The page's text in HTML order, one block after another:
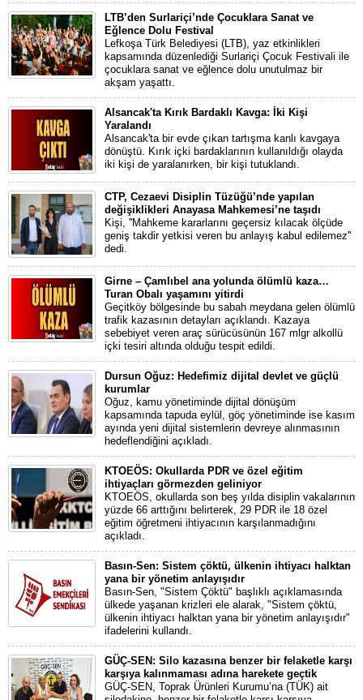
LTB’den Surlariçi’nde Çocuklara Sanat ve
Eğlence Dolu Festival
Lefkoşa Türk Belediyesi (LTB), yaz etkinlikleri
kapsamında düzenlediği Surlariçi Çocuk Festivali ile
çocuklara sanat ve eğlence dolu unutulmaz bir
akşam yaşattı.
Alsancak'ta Kırık Bardaklı Kavga: İki Kişi
Yaralandı
Alsancak'ta bir evde çıkan tartışma kanlı kavgaya
dönüştü. Kırık içki bardaklarının kullanıldığı olayda
iki kişi de yaralanırken, bir kişi tutuklandı.
CTP, Cezaevi Disiplin Tüzüğü’nde yapılan
değişiklikleri Anayasa Mahkemesi’ne taşıdı
Kişi, ''Mahkeme kararlarını geçersiz kılacak ölçüde
geniş takdir yetkisi veren bu anlayış kabul edilemez''
dedi.
Girne – Çamlıbel ana yolunda ölümlü kaza…
Turan Obalı yaşamını yitirdi
Geçitköy bölgesinde bu sabah meydana gelen ölümlü
trafik kazasının detayları açıklandı. Kazaya
sebebiyet veren araç sürücüsünün 167 mlgr alkollü
içki tesiri altında olduğu tespit edildi.
Dursun Oğuz: Hedefimiz dijital devlet ve güçlü
kurumlar
Oğuz, kamu yönetiminde dijital dönüşüm
kapsamında tapuda eylül, göç yönetiminde ise kasım
ayında yeni dijital sistemlerin devreye alınmasının
hedeflendiğini açıkladı.
KTOEÖS: Okullarda PDR ve özel eğitim
ihtiyaçları görmezden geliniyor
KTOEÖS, okullarda son beş yılda disiplin vakalarının
yüzde 66 arttığını belirterek, 29 PDR ile 18 özel
eğitim öğretmeni ihtiyacının karşılanmadığını
açıkladı.
Basın-Sen: Sistem çöktü, ülkenin ihtiyacı halktan
yana bir yönetim anlayışıdır
Basın-Sen, "Sistem Çöktü" başlıklı açıklamasında
ülkede yaşanan krizleri ele alarak, "Sistem çöktü,
ülkenin ihtiyacı halktan yana bir yönetim anlayışıdır"
ifadelerini kullandı.
GÜÇ-SEN: Silo kazasına benzer bir felaketle karşı
karşıya kalınmaması adına harekete geçtik
GÜÇ-SEN, Toprak Ürünleri Kurumu’na (TÜK) ait